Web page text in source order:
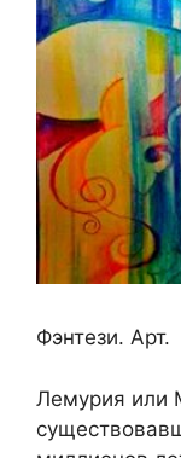
Фэнтези. Арт.
Лемурия или